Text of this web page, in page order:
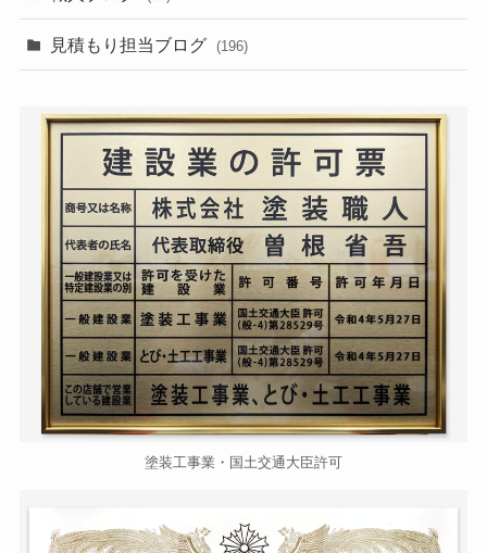
見積もり担当ブログ (196)
塗装工事業・国土交通大臣許可